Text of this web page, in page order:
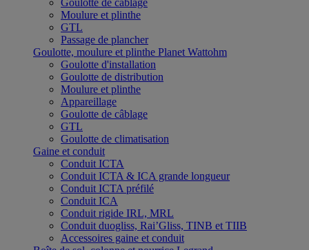
Goulotte de câblage
Moulure et plinthe
GTL
Passage de plancher
Goulotte, moulure et plinthe Planet Wattohm
Goulotte d'installation
Goulotte de distribution
Moulure et plinthe
Appareillage
Goulotte de câblage
GTL
Goulotte de climatisation
Gaine et conduit
Conduit ICTA
Conduit ICTA & ICA grande longueur
Conduit ICTA préfilé
Conduit ICA
Conduit rigide IRL, MRL
Conduit duogliss, Rai’Gliss, TINB et TIIB
Accessoires gaine et conduit